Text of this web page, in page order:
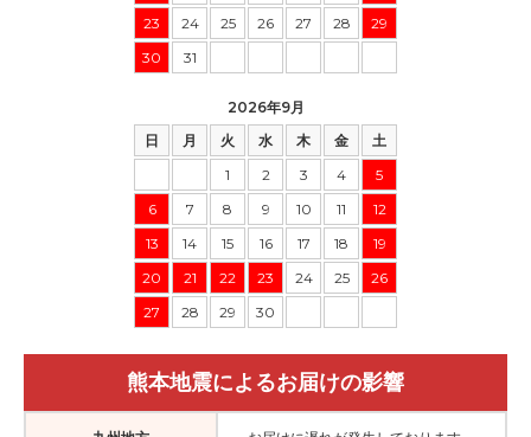
23
24 25 26 27 28
29
30
31
2026年9月
日
月 火 水 木 金
土
1
2 3 4
5
6
7 8 9 10 11
12
13
14 15 16 17 18
19
20
21 22 23 24 25
26
27
28 29 30
熊本地震によるお届けの影響